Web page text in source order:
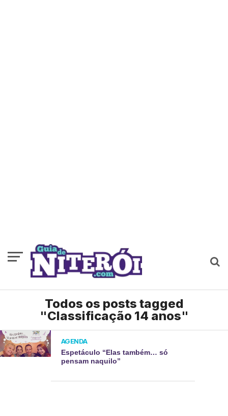
Todos os posts tagged
"Classificação 14 anos"
AGENDA
Espetáculo “Elas também… só
pensam naquilo”